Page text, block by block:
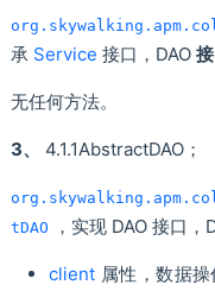
承 Service 接口，DAO
无任何方法。
3、 4.1.1AbstractDAO；
tDAO
，实现 DAO 接口，
client 属性，数据